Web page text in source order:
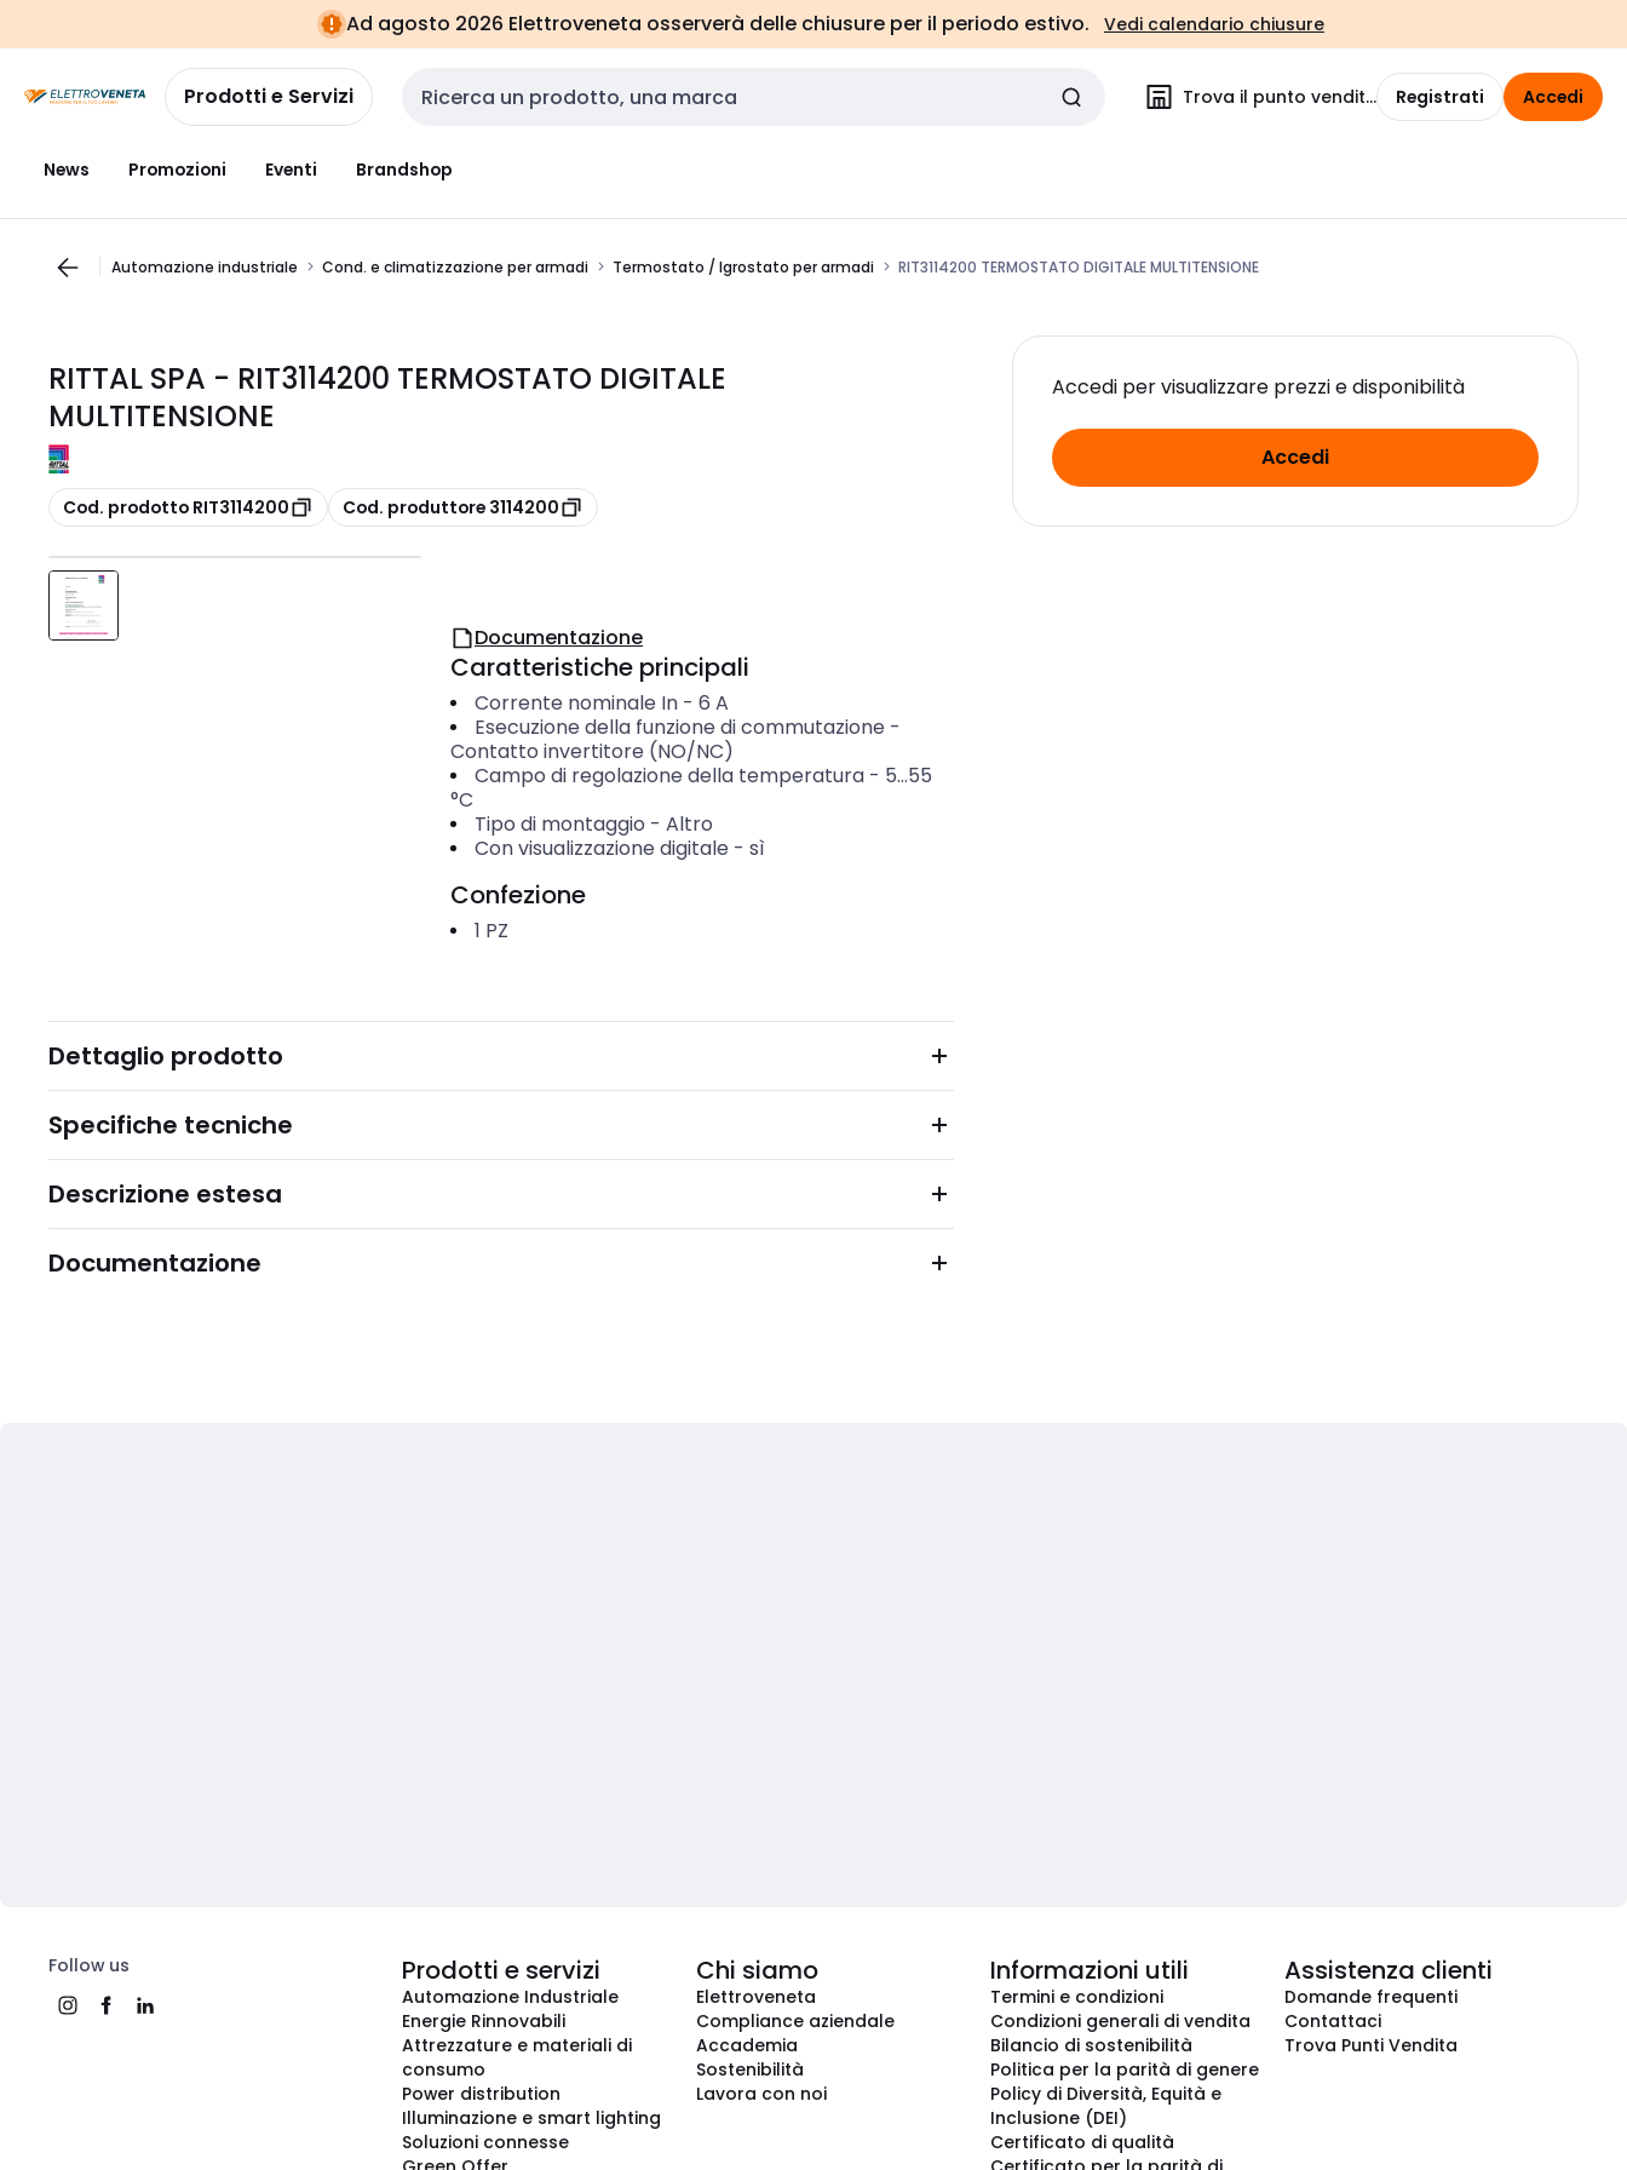
navigazionealla
pagina
Ad agosto 2026 Elettroveneta osserverà delle chiusure per il periodo estivo. Vedi calendario chiusure
Prodotti e Servizi Cerca input Trova il punto vendita Registrati Accedi
News Promozioni Eventi Brandshop
Automazione industriale Cond. e climatizzazione per armadi Termostato / Igrostato per armadi RIT3114200 TERMOSTATO DIGITALE MULTITENSIONE
RITTAL SPA - RIT3114200 TERMOSTATO DIGITALE
MULTITENSIONE
copia
Cod. prodotto RIT3114200 copia
Cod. produttore 3114200
Accedi per visualizzare prezzi e disponibilità
Accedi
Documentazione
Caratteristiche principali
Corrente nominale In- 6 A
Esecuzione della funzione di commutazione -
Contatto invertitore (NO/NC)
Campo di regolazione della temperatura- 5...55
°C
Tipo di montaggio - Altro
Con visualizzazione digitale - sì
Confezione
1 PZ
Dettaglio prodotto
Specifiche tecniche
Descrizione estesa
Documentazione
Follow us Prodotti e servizi
Automazione Industriale
Energie Rinnovabili
Attrezzature e materiali di
consumo
Power distribution
Illuminazione e smart lighting
Soluzioni connesse
Chi siamo
Elettroveneta
Compliance aziendale
Accademia
Sostenibilità
Lavora con noi
Informazioni utili
Termini e condizioni
Condizioni generali di vendita
Bilancio di sostenibilità
Politica per la parità di genere
Policy di Diversità, Equità e
Inclusione (DEI)
Certificato di qualità
Assistenza clienti
Domande frequenti
Contattaci
Trova Punti Vendita